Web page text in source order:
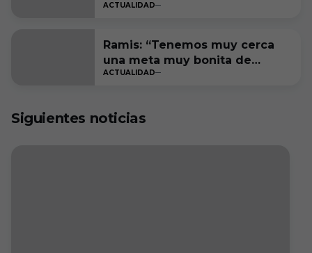
Genuine Moeve
ACTUALIDAD
Ramis: “Tenemos muy cerca
una meta muy bonita de
cumplir”
ACTUALIDAD
Siguientes noticias